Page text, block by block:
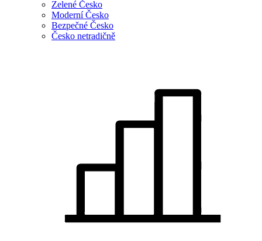
Zelené Česko
Moderní Česko
Bezpečné Česko
Česko netradičně